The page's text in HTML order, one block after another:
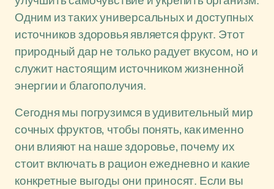
Одним из таких универсальных и доступных
источников здоровья является фрукт. Этот
природный дар не только радует вкусом, но и
служит настоящим источником жизненной
энергии и благополучия.
Сегодня мы погрузимся в удивительный мир
сочных фруктов, чтобы понять, как именно
они влияют на наше здоровье, почему их
стоит включать в рацион ежедневно и какие
конкретные выгоды они приносят. Если вы